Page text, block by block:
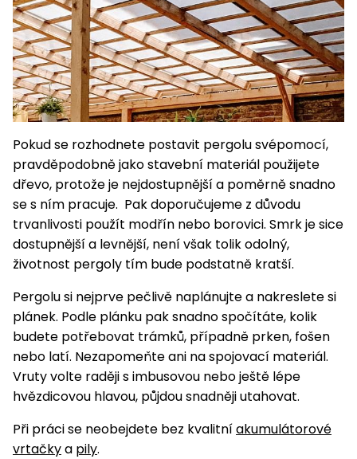
Sněhové
frézy
Sněhová
hrabla,
škrabky
na led
Příslušenství
a kladky
Pokud se rozhodnete postavit pergolu svépomocí,
pravděpodobně jako stavební materiál použijete
dřevo, protože je nejdostupnější a poměrně snadno
se s ním pracuje. Pak doporučujeme z důvodu
trvanlivosti použít modřín nebo borovici. Smrk je sice
dostupnější a levnější, není však tolik odolný,
životnost pergoly tím bude podstatně kratší.
Pergolu si nejprve pečlivě naplánujte a nakreslete si
plánek. Podle plánku pak snadno spočítáte, kolik
budete potřebovat trámků, případně prken, fošen
nebo latí. Nezapomeňte ani na spojovací materiál.
Vruty volte raději s imbusovou nebo ještě lépe
hvězdicovou hlavou, půjdou snadněji utahovat.
Při práci se neobejdete bez kvalitníakumulátorové
vrtačkya pily.